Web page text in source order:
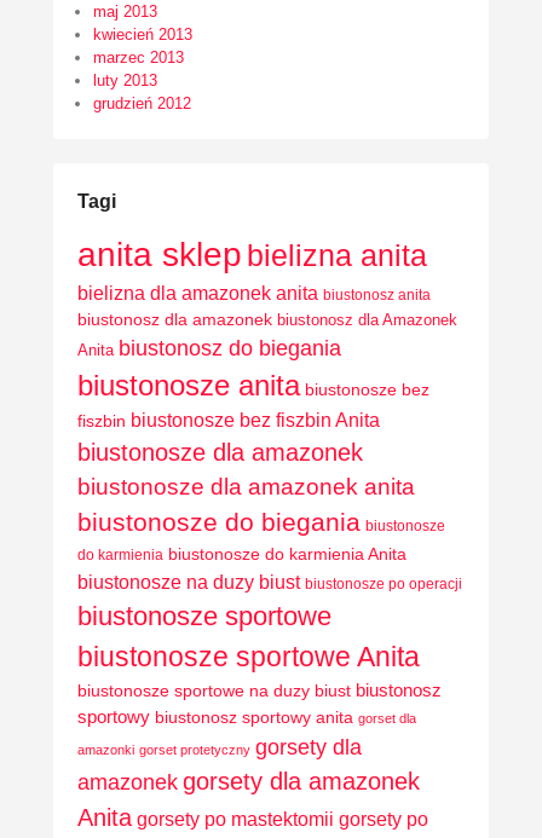
maj 2013
kwiecień 2013
marzec 2013
luty 2013
grudzień 2012
Tagi
anita sklep bielizna anita
bielizna dla amazonek anita biustonosz anita
biustonosz dla amazonek biustonosz dla Amazonek
Anita biustonosz do biegania
biustonosze anita biustonosze bez
fiszbin biustonosze bez fiszbin Anita
biustonosze dla amazonek
biustonosze dla amazonek anita
biustonosze do biegania biustonosze
do karmienia biustonosze do karmienia Anita
biustonosze na duzy biust biustonosze po operacji
biustonosze sportowe
biustonosze sportowe Anita
biustonosze sportowe na duzy biust biustonosz
sportowy biustonosz sportowy anita gorset dla
amazonki gorset protetyczny gorsety dla
amazonekgorsety dla amazonek
Anita gorsety po mastektomii gorsety po